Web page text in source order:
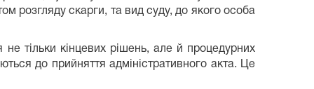
розгляду скарги, та вид суду, до якого особа
тільки кінцевих рішень, але й процедурних
до прийняття адміністративного акта. Це